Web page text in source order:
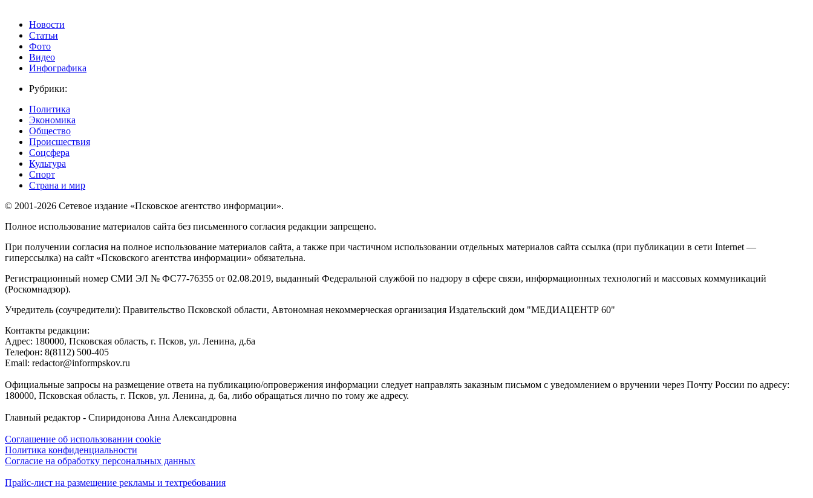
Новости
Статьи
Фото
Видео
Инфографика
Рубрики:
Политика
Экономика
Общество
Происшествия
Соцсфера
Культура
Спорт
Страна и мир
© 2001-2026 Сетевое издание «Псковское агентство информации».
Полное использование материалов сайта без письменного согласия редакции запрещено.
При получении согласия на полное использование материалов сайта, а также при частичном использовании отдельных материалов сайта ссылка (при публикации в сети Internet —
гиперссылка) на сайт «Псковского агентства информации» обязательна.
Регистрационный номер СМИ ЭЛ № ФС77-76355 от 02.08.2019, выданный Федеральной службой по надзору в сфере связи, информационных технологий и массовых коммуникаций
(Роскомнадзор).
Учредитель (соучредители): Правительство Псковской области, Автономная некоммерческая организация Издательский дом "МЕДИАЦЕНТР 60"
Контакты редакции:
Адреc: 180000, Псковская область, г. Псков, ул. Ленина, д.6а
Телефон: 8(8112) 500-405
Email: redactor@informpskov.ru
Официальные запросы на размещение ответа на публикацию/опровержения информации следует направлять заказным письмом с уведомлением о вручении через Почту России по адресу:
180000, Псковская область, г. Псков, ул. Ленина, д. 6а, либо обращаться лично по тому же адресу.
Главный редактор - Спиридонова Анна Александровна
Соглашение об использовании cookie
Политика конфиденциальности
Согласие на обработку персональных данных
Прайс-лист на размещение рекламы и техтребования